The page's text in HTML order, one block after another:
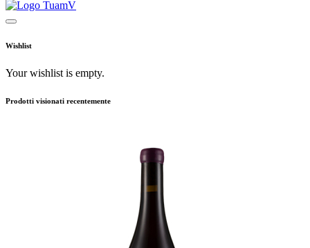
Wishlist
Your wishlist is empty.
Prodotti visionati recentemente